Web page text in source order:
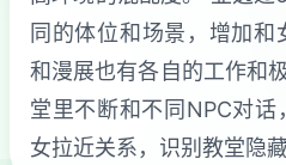
同的体位和场景，增加
和漫展也有各自的工作和
堂里不断和不同NPC对
女拉近关系，识别教堂隐藏